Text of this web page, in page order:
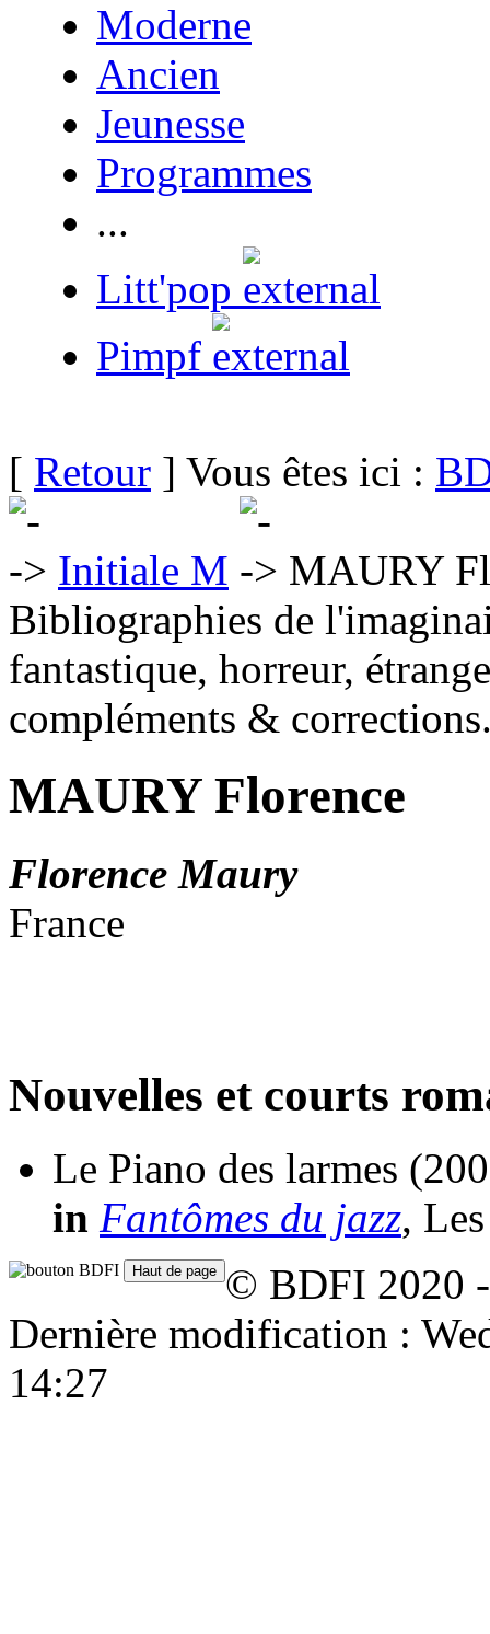
Moderne
Ancien
Jeunesse
Programmes
...
Litt'pop
Pimpf
[ Retour ] Vous êtes ici :
Initiale M
MAURY
Bibliographies de
fantastique, horreur,
compléments &
MAURY Florence
Florence Maury
France
Nouvelles et courts
Le Piano des larmes
in Fantômes du jazz,
© BDFI 2020
Dernière modification :
14:27